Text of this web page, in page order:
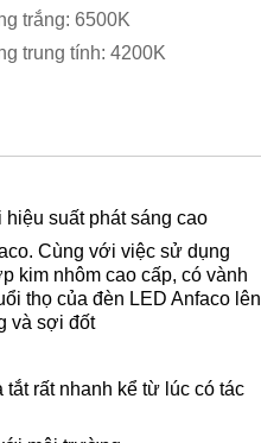
trắng: 6500K
trung tính: 4200K
suất phát sáng cao
Cùng với việc sử dụng
kim nhôm cao cấp, có vành
thọ của đèn LED Anfaco lên
và sợi đốt
rất nhanh kể từ lúc có tác